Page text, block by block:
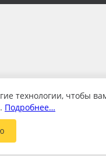
технологии, чтобы
Подробнее…